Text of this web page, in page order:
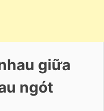
giữa
ngót